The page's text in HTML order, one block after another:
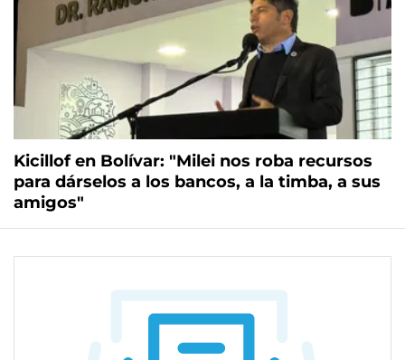
Kicillof en Bolívar: "Milei nos roba recursos
para dárselos a los bancos, a la timba, a sus
amigos"